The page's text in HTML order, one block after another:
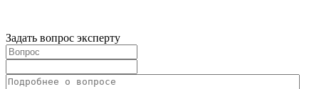
Задать вопрос эксперту